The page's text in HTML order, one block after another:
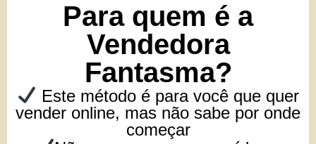
Para quem é a
Vendedora
Fantasma?
Este método é para você que quer
vender online, mas não sabe por onde
começar